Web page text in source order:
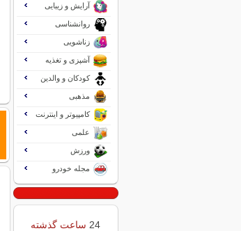
آرایش و زیبایی
روانشناسی
زناشویی
آشپزی و تغذیه
کودکان و والدین
مذهبی
کامپیوتر و اینترنت
علمی
ورزش
مجله خودرو
24 ساعت گذشته